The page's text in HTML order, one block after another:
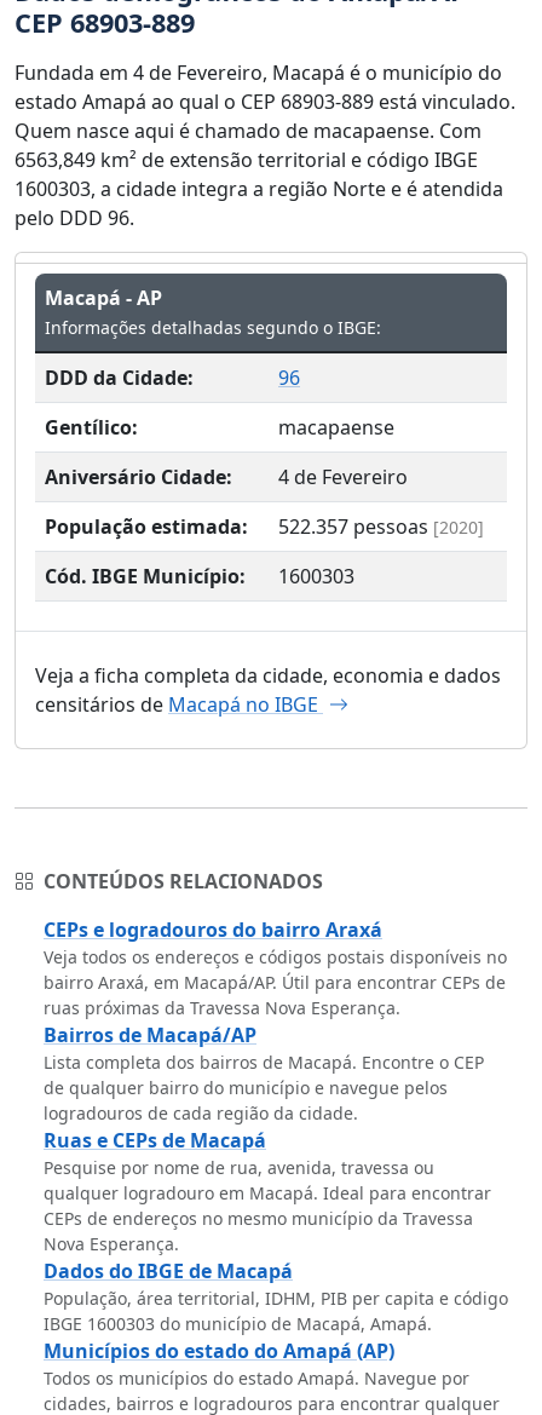
CEP 68903-889
Fundada em 4 de Fevereiro, Macapá é o município do
estado Amapá ao qual o CEP 68903-889 está vinculado.
Quem nasce aqui é chamado de macapaense. Com
6563,849 km² de extensão territorial e código IBGE
1600303, a cidade integra a região Norte e é atendida
pelo DDD 96.
Macapá - AP
Informações detalhadas segundo o IBGE:
DDD da Cidade:
96
Gentílico:
macapaense
Aniversário Cidade:
4 de Fevereiro
População estimada:
522.357 pessoas [2020]
Cód. IBGE Município: 1600303
Veja a ficha completa da cidade, economia e dados
censitários de Macapá no IBGE
CONTEÚDOS RELACIONADOS
CEPs e logradouros do bairro Araxá
Veja todos os endereços e códigos postais disponíveis no
bairro Araxá, em Macapá/AP. Útil para encontrar CEPs de
ruas próximas da Travessa Nova Esperança.
Bairros de Macapá/AP
Lista completa dos bairros de Macapá. Encontre o CEP
de qualquer bairro do município e navegue pelos
logradouros de cada região da cidade.
Ruas e CEPs de Macapá
Pesquise por nome de rua, avenida, travessa ou
qualquer logradouro em Macapá. Ideal para encontrar
CEPs de endereços no mesmo município da Travessa
Nova Esperança.
Dados do IBGE de Macapá
População, área territorial, IDHM, PIB per capita e código
IBGE 1600303 do município de Macapá, Amapá.
Municípios do estado do Amapá (AP)
Todos os municípios do estado Amapá. Navegue por
cidades, bairros e logradouros para encontrar qualquer